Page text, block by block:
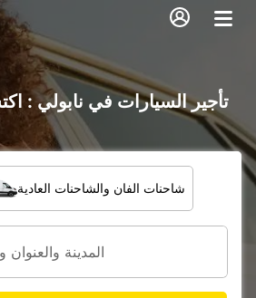
تأجير السيارات في نابولي :
شاحنات الفان والشاحنات العادية